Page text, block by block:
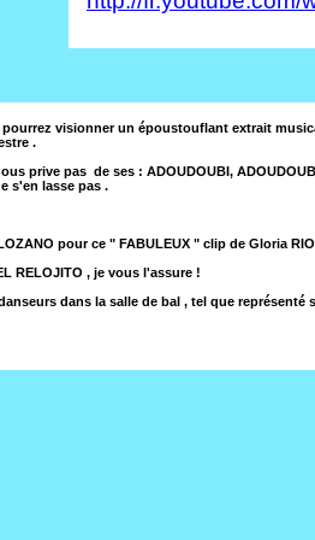
visionner un époustouflant extrait
.
prive pas de ses : ADOUDOUBI,
s'en lasse pas .
pour ce " FABULEUX " clip de Gloria
RELOJITO , je vous l'assure !
dans la salle de bal , tel que